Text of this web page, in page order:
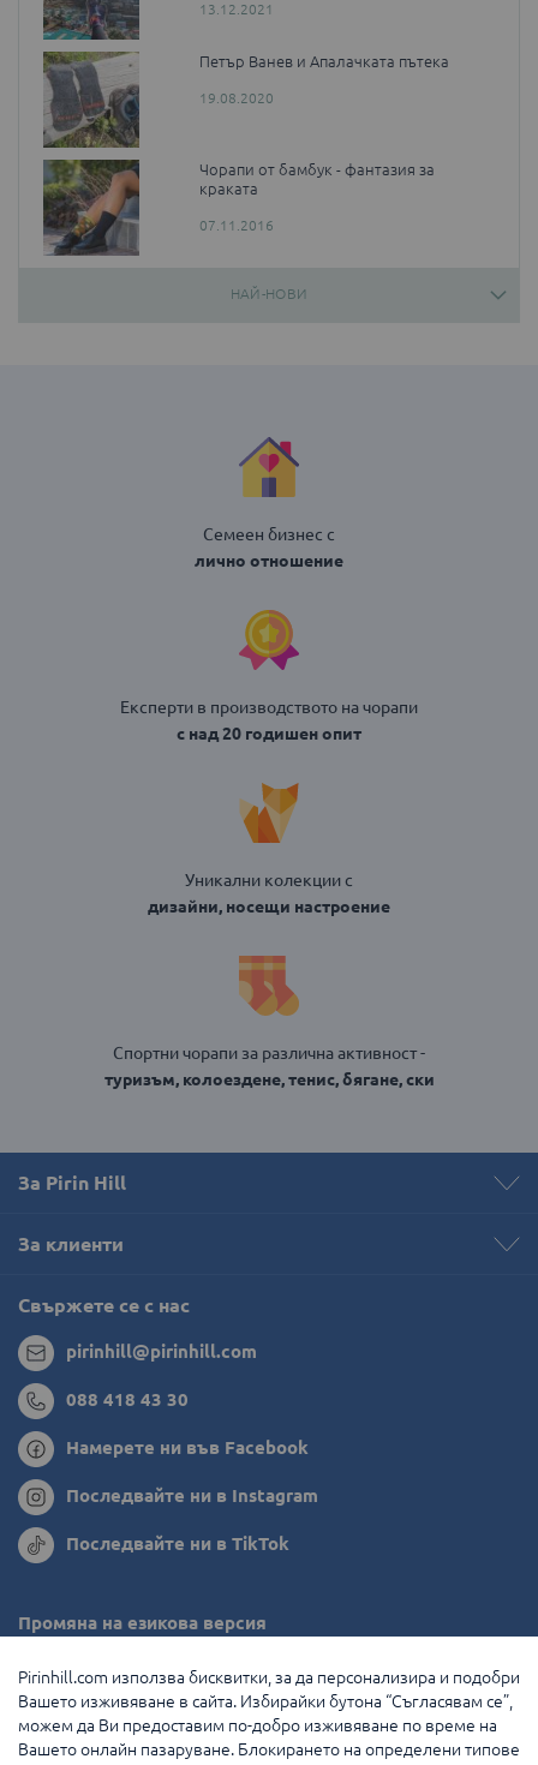
13.12.2021
Петър Ванев и Апалачката пътека
19.08.2020
Чорапи от бамбук - фантазия за
краката
07.11.2016
НАЙ-НОВИ
Семеен бизнес с
лично отношение
Експерти в производството на чорапи
с над 20 годишен опит
Уникални колекции с
дизайни, носещи настроение
Спортни чорапи за различна активност -
туризъм, колоездене, тенис, бягане, ски
За Pirin Hill
За клиенти
Свържете се с нас
pirinhill@pirinhill.com
088 418 43 30
Намерете ни във Facebook
Последвайте ни в Instagram
Последвайте ни в TikTok
Промяна на езикова версия
Румъния
Гърция
Нидерландия
Pirinhill.com използва бисквитки, за да персонализира и подобри
Вашето изживяване в сайта. Избирайки бутона “Съгласявам се”,
можем да Ви предоставим по-добро изживяване по време на
Вашето онлайн пазаруване. Блокирането на определени типове